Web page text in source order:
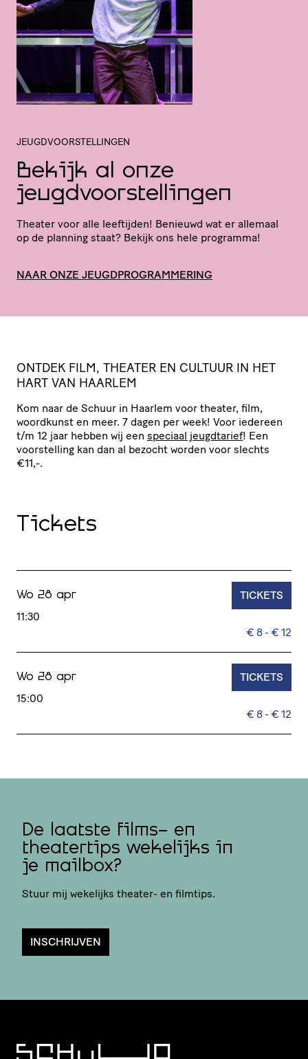
JEUGDVOORSTELLINGEN
Bekijk al onze
jeugdvoorstellingen
Theater voor alle leeftijden! Benieuwd wat er allemaal
op de planning staat? Bekijk ons hele programma!
NAAR ONZE JEUGDPROGRAMMERING
ONTDEK FILM, THEATER EN CULTUUR IN HET
HART VAN HAARLEM
Kom naar de Schuur in Haarlem voor theater, film,
woordkunst en meer. 7 dagen per week! Voor iedereen
t/​m 12 jaar hebben wij een speciaal jeugdtarief! Een
voor­stel­ling kan dan al bezocht worden voor slechts
€11,-.
Tickets
Wo 28 apr
11:30
€ 8 - € 12
TICKETS
Wo 28 apr
15:00
€ 8 - € 12
TICKETS
De laatste films- en
theatertips wekelijks in
je mailbox?
Stuur mij wekelijks theater- en filmtips.
INSCHRIJVEN